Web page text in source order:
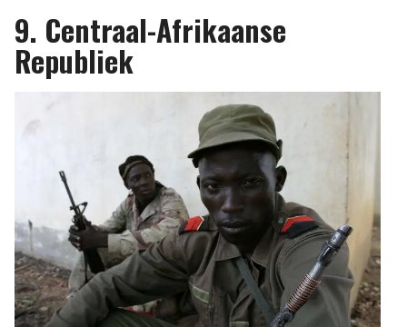
9. Centraal-Afrikaanse
Republiek